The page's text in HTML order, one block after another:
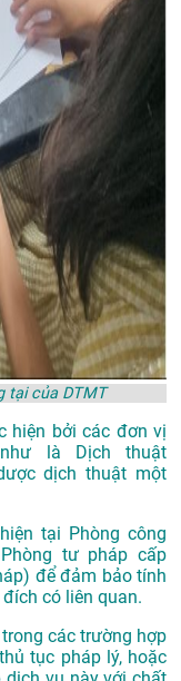
tại của DTMT
hiện bởi các đơn vị
là
Dịch thuật
dịch thuật một
tại Phòng công
tư pháp cấp
để đảm bảo tính
có liên quan.
các trường hợp
tục pháp lý, hoặc